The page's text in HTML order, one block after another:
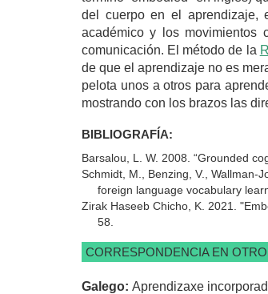
del cuerpo en el aprendizaje,
académico y los movimientos
comunicación. El método de la
de que el aprendizaje no es
pelota unos a otros para
mostrando con los brazos las
BIBLIOGRAFÍA:
Barsalou, L. W. 2008. “Grounded
Schmidt, M., Benzing, V., Wallman-
foreign language vocabulary
Zirak Haseeb Chicho, K. 2021.
58.
CORRESPONDENCIA EN
Galego: Aprendizaxe